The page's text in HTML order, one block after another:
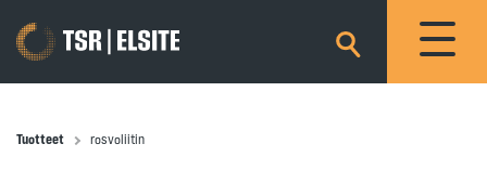
×
Tuotteet rosvoliitin